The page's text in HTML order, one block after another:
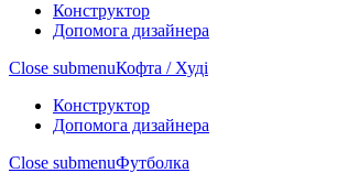
Конструктор
Допомога дизайнера
Close submenuКофта / Худі
Конструктор
Допомога дизайнера
Close submenuФутболка